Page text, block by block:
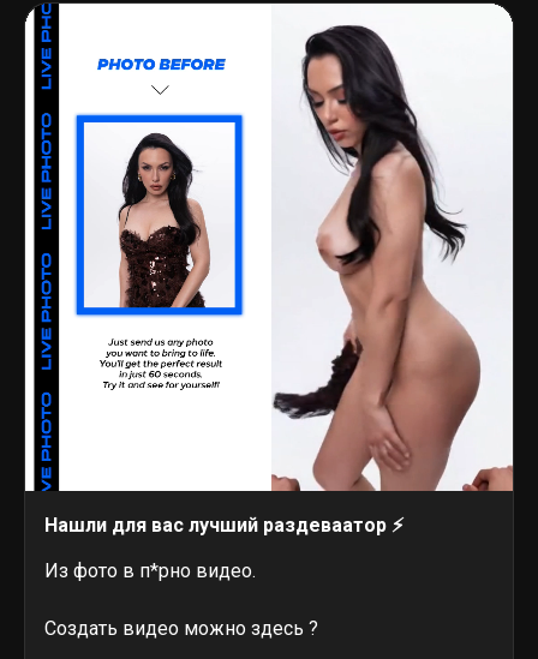
Нашли для вас лучший раздеваатор ⚡
Из фото в п*рно видео.
Создать видео можно здесь ?